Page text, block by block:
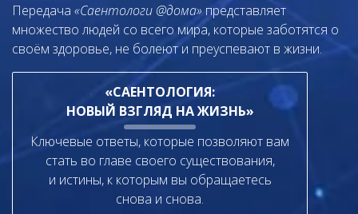
Передача «Саентологи @дома» представляет
множество людей со всего мира, которые заботятся о
своём здоровье, не болеют и преуспевают в жизни.
«САЕНТОЛОГИЯ:
НОВЫЙ ВЗГЛЯД НА ЖИЗНЬ»
Ключевые ответы, которые позволяют вам
стать во главе своего существования,
и истины, к которым вы обращаетесь
снова и снова.